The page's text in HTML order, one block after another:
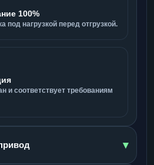
100%
под нагрузкой перед отгрузкой.
и соответствует требованиям
▾